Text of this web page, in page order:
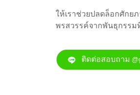
ให้เราช่วยปลดล็อกศักย
พรสวรรค์จากพันธุกรรม
ติดต่อสอบถาม